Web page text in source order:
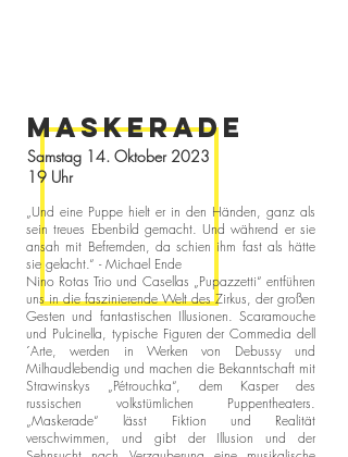
„Und eine Puppe hielt er in den Händen, ganz als
sein treues Ebenbild gemacht. Und während er sie
ansah mit Befremden, da schien ihm fast als hätte
sie gelacht.“ - Michael Ende
Nino Rotas Trio und Casellas „Pupazzetti“ entführen
uns in die faszinierende Welt des Zirkus, der großen
Gesten und fantastischen Illusionen. Scaramouche
und Pulcinella, typische Figuren der Commedia dell
´Arte, werden in Werken von Debussy und
Milhaudlebendig und machen die Bekanntschaft mit
Strawinskys „Pétrouchka“, dem Kasper des
russischen volkstümlichen Puppentheaters.
„Maskerade“ lässt Fiktion und Realität
verschwimmen, und gibt der Illusion und der
Samstag 14. Oktober 2023
19 Uhr
MASKERADE